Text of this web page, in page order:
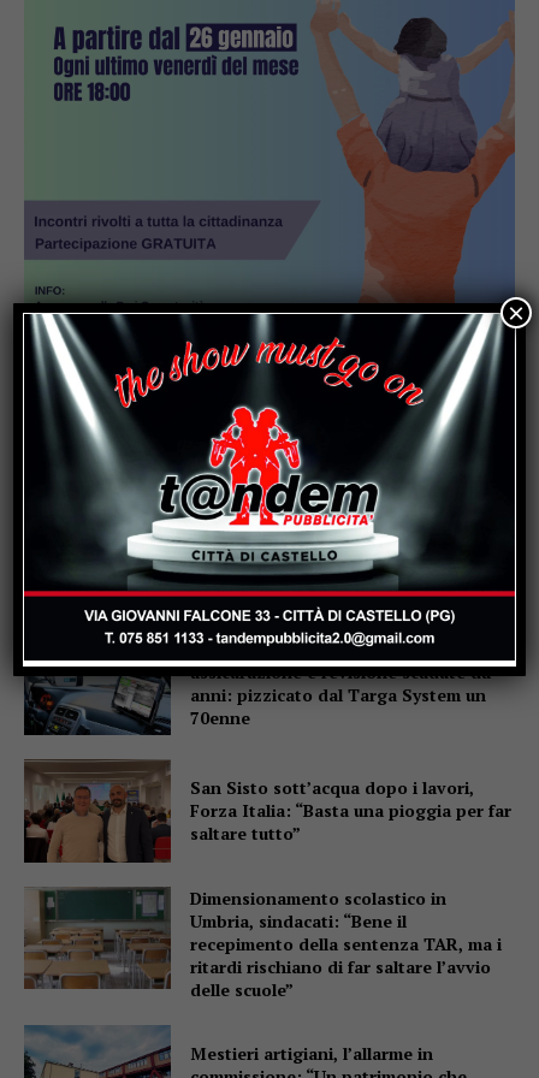
Popular
La Storia, quando una lezione si canta
invece di scriverla alla lavagna
Motociclo senza patente,
assicurazione e revisione scadute da
anni: pizzicato dal Targa System un
70enne
San Sisto sott’acqua dopo i lavori,
Forza Italia: “Basta una pioggia per far
saltare tutto”
Dimensionamento scolastico in
Umbria, sindacati: “Bene il
recepimento della sentenza TAR, ma i
ritardi rischiano di far saltare l’avvio
delle scuole”
Mestieri artigiani, l’allarme in
×